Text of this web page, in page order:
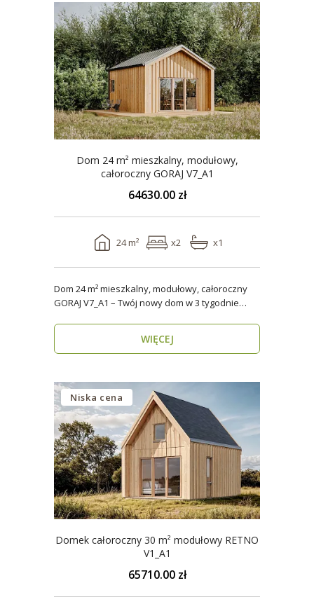
Dom 24 m² mieszkalny, modułowy,
całoroczny GORAJ V7_A1
64630.00 zł
24 m² x2 x1
Dom 24 m² mieszkalny, modułowy, całoroczny
GORAJ V7_A1 – Twój nowy dom w 3 tygodnie
WIĘCEJ
Niska cena
Domek całoroczny 30 m² modułowy RETNO
V1_A1
65710.00 zł